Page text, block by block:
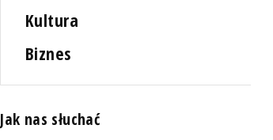
Kultura
Biznes
Jak nas słuchać